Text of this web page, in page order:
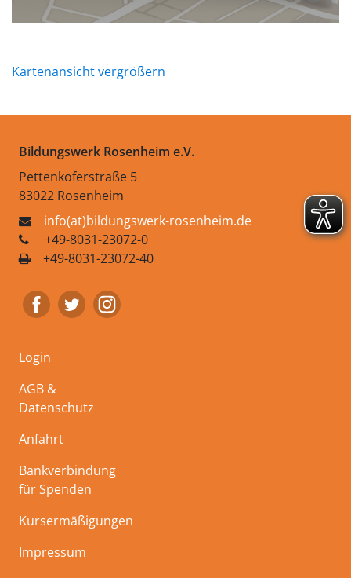
Kartenansicht vergrößern
Bildungswerk Rosenheim e.V.
Pettenkoferstraße 5
83022 Rosenheim
info(at)bildungswerk-rosenheim.de
+49-8031-23072-0
+49-8031-23072-40
Login
AGB &
Datenschutz
Anfahrt
Bankverbindung
für Spenden
Kursermäßigungen
Impressum